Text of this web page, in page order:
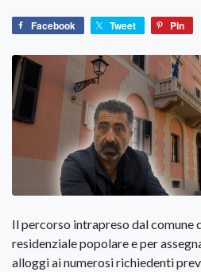
Facebook Tweet Pin
Il percorso intrapreso dal comune
residenziale popolare e per
alloggi ai numerosi richiedenti